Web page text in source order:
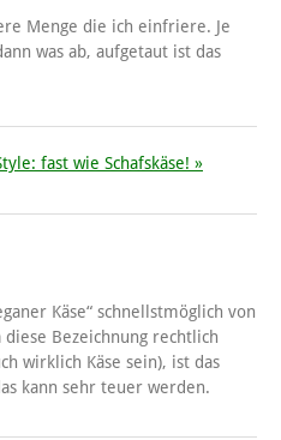
Menge die ich einfriere. Je
was ab, aufgetaut ist das
fast wie Schafskäse! »
Käse“ schnellstmöglich von
Bezeichnung rechtlich
wirklich Käse sein), ist das
kann sehr teuer werden.